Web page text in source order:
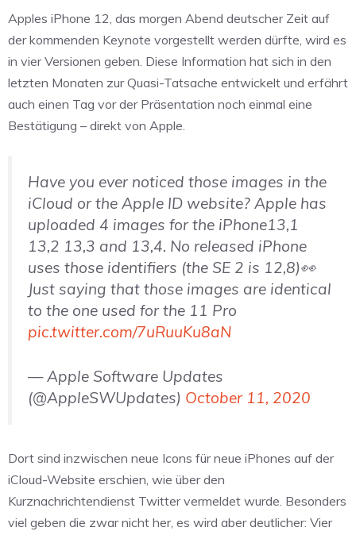
Apples iPhone 12, das morgen Abend deutscher Zeit auf
der kommenden Keynote vorgestellt werden dürfte, wird es
in vier Versionen geben. Diese Information hat sich in den
letzten Monaten zur Quasi-Tatsache entwickelt und erfährt
auch einen Tag vor der Präsentation noch einmal eine
Bestätigung – direkt von Apple.
Have you ever noticed those images in the
iCloud or the Apple ID website? Apple has
uploaded 4 images for the iPhone13,1
13,2 13,3 and 13,4. No released iPhone
uses those identifiers (the SE 2 is 12,8)👀
Just saying that those images are identical
to the one used for the 11 Pro
pic.twitter.com/7uRuuKu8aN
— Apple Software Updates
(@AppleSWUpdates) October 11, 2020
Dort sind inzwischen neue Icons für neue iPhones auf der
iCloud-Website erschien, wie über den
Kurznachrichtendienst Twitter vermeldet wurde. Besonders
viel geben die zwar nicht her, es wird aber deutlicher: Vier